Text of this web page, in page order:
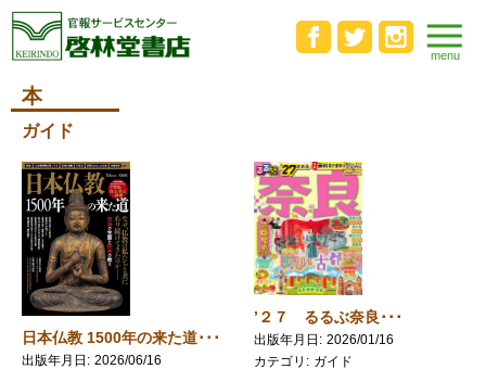
本
ガイド
日本仏教 1500年の来た道･･･
出版年月日
2026/06/16
’２７ るるぶ奈良･･･
出版年月日
2026/01/16
カテゴリ
ガイド